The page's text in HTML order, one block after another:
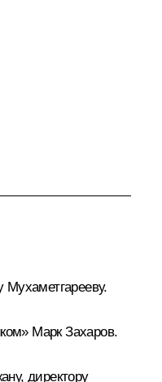
Марк Захаров.
директору